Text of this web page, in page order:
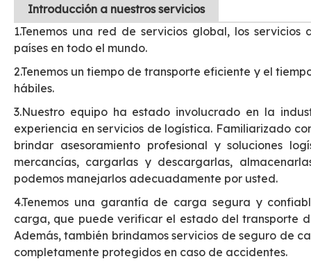
Introducción a nuestros servicios
1.Tenemos una red de servicios global, los
países en todo el mundo.
2.Tenemos un tiempo de transporte eficiente y el
hábiles.
3.Nuestro equipo ha estado involucrado en la
experiencia en servicios de logística. Familiarizado
brindar asesoramiento profesional y soluciones
mercancías, cargarlas y descargarlas,
podemos manejarlos adecuadamente por usted.
4.Tenemos una garantía de carga segura y
carga, que puede verificar el estado del transporte
Además, también brindamos servicios de seguro de
completamente protegidos en caso de accidentes.